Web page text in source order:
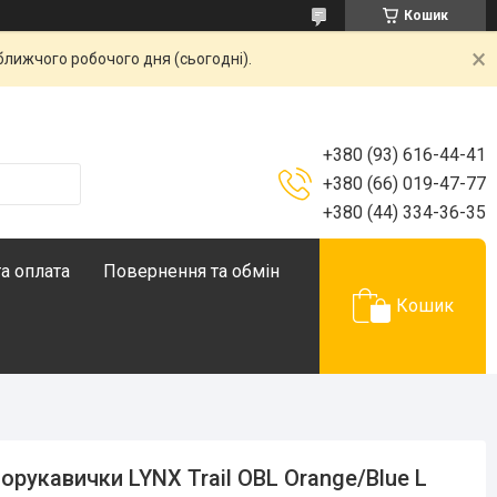
Кошик
робочого дня (сьогодні).
+380 (93) 616-44-41
+380 (66) 019-47-77
+380 (44) 334-36-35
оплата
Повернення та обмін
Кошик
LYNX Trail OBL Orange/Blue L